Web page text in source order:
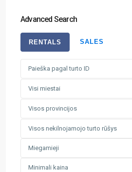
Advanced Search
RENTALS SALES
Visi miestai
Visos provincijos
Visos nekilnojamojo turto rūšys